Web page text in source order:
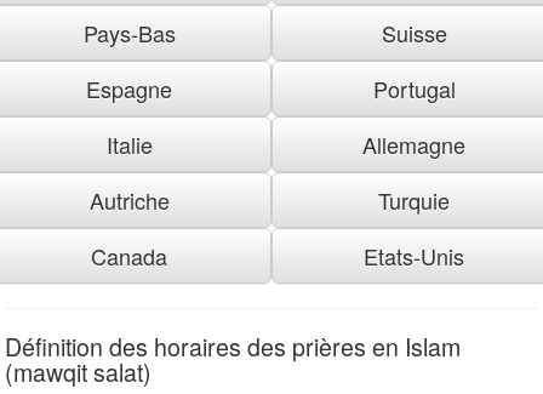
Pays-Bas
Suisse
Espagne
Portugal
Italie
Allemagne
Autriche
Turquie
Canada
Etats-Unis
Définition des horaires des prières en Islam
(mawqit salat)